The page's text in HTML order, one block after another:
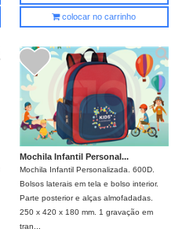
colocar no carrinho
Mochila Infantil Personal...
Mochila Infantil Personalizada. 600D.
Bolsos laterais em tela e bolso interior.
Parte posterior e alças almofadadas.
250 x 420 x 180 mm. 1 gravação em
tran...